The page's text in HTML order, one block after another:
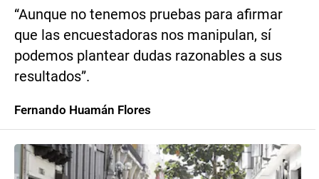
“Aunque no tenemos pruebas para afirmar
que las encuestadoras nos manipulan, sí
podemos plantear dudas razonables a sus
resultados”.
Fernando Huamán Flores